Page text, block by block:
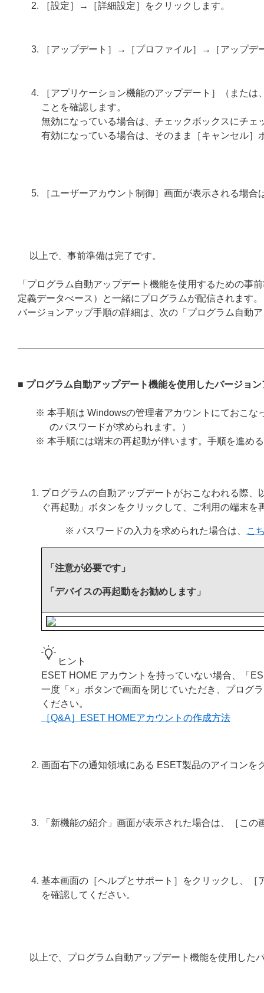
［設定］→［詳細設定］をクリックします。
［アップデート］→［プロファイル］→［アップデ
［アプリケーション機能のアップデート］（また
ことを確認します。
無効になっている場合は、チェックボックスにチ
有効になっている場合は、そのまま［キャンセル
［ユーザーアカウント制御］画面が表示される場
以上で、事前準備は完了です。
「プログラム自動アップデート機能を使用するための事
定義データべース）と一緒にプログラムが配信されます。
バージョンアップ手順の詳細は、次の「プログラム自動
■ プログラム自動アップデート機能を使用したバージョン
※ 本手順は Windowsの管理者アカウントにておこな
のパスワードが求められます。）
※ 本手順には端末の再起動が伴います。手順を進め
プログラムの自動アップデートがおこなわれる際
ぐ再起動」ボタンをクリックして、ご利用の端末を
※ パスワードの入力を求められた場合は、 こ
「注意が必要です」
「デバイスの再起動をお勧めします」
ヒント
ESET HOME アカウントを持っていない場合、「
一度「×」ボタンで画面を閉じていただき、プログ
ください。
［Q&A］ESET HOMEアカウントの作成方法
画面右下の通知領域にある ESET製品のアイコンを
「新機能の紹介」画面が表示された場合は、［こ
基本画面の［ヘルプとサポート］をクリックし、［
を確認してください。
以上で、プログラム自動アップデート機能を使用した